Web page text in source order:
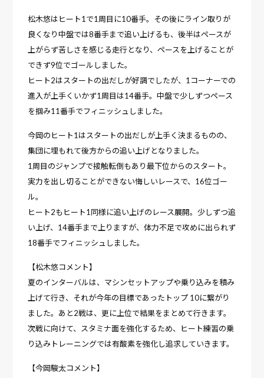
松木悠はヒート1で1周目に10番手。その後にライン取りが
良くなり中盤では8番手まで追い上げるも、後半はペースが
上がらず苦しさを感じる走行となり、ペースを上げることが
できず9位でゴールしました。
ヒート2はスタートの出だしが好調でしたが、1コーナーでの
進入が上手くいかず1周目は14番手。中盤で少しずつペース
を掴み11番手でフィニッシュしました。
今岡のヒート1はスタートの出だしが上手く決まるものの、
集団に埋もれて後方からの追い上げとなりました。
1周目のジャンプで接触転倒もあり最下位からのスタート。
実力を出し切ることができない悔しいレースで、16位ゴー
ル。
ヒート2もヒート1同様に追い上げのレース展開。少しずつ追
い上げ、14番手まで上りますが、体力不足で攻めに出られず
18番手でフィニッシュしました。
【松木悠コメント】
夏のインターバルは、マシンセットアップや乗り込みを積み
上げて行き、それが今年の目標であったトップ 10に繋がり
ました。あと2戦は、更に上位で結果をまとめて行きます。
次戦に向けて、スタミナ面を強化するため、ヒート練習の乗
り込みトレーニングでは有酸素を強化し追求していきます。
【今岡駿太コメント】